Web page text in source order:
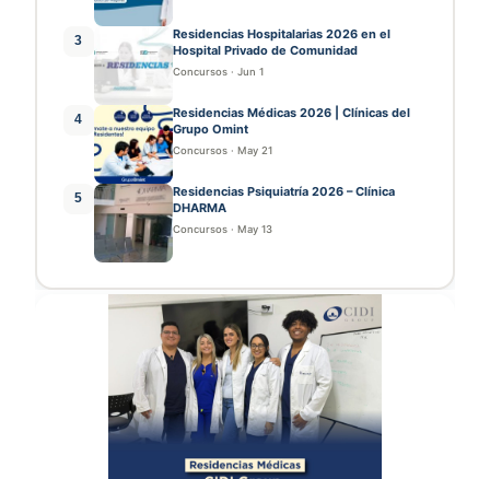
3
Residencias Hospitalarias 2026 en el
Hospital Privado de Comunidad
Concursos · Jun 1
4
Residencias Médicas 2026 | Clínicas del
Grupo Omint
Concursos · May 21
5
Residencias Psiquiatría 2026 – Clínica
DHARMA
Concursos · May 13